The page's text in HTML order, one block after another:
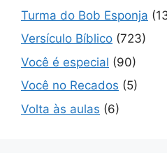
Turma do Bob Esponja
Versículo Bíblico (723)
Você é especial (90)
Você no Recados (5)
Volta às aulas (6)